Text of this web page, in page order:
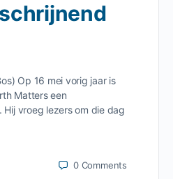
Op 16 mei vorig jaar is
Matters een
vroeg lezers om die dag
0 Comments